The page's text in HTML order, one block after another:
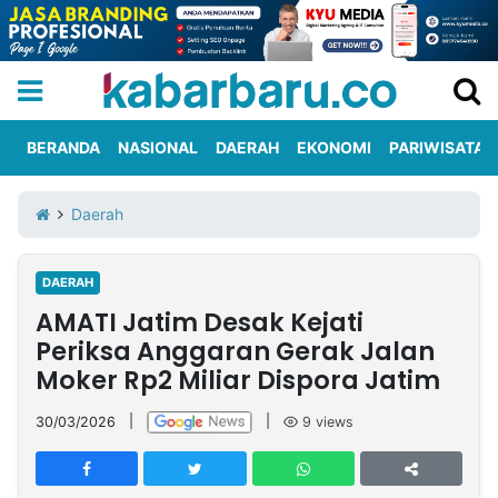
Iklan
Berita
Kami
Nasional
International
Olahraga
Entertainment
Daerah
Pariwisata
Kuliner
Kolom
Network
PT
TREETAN
BERANDA NASIONAL DAERAH EKONOMI PARIWISATA
Daerah
DAERAH
AMATI Jatim Desak Kejati
Periksa Anggaran Gerak Jalan
Moker Rp2 Miliar Dispora Jatim
30/03/2026 9 views